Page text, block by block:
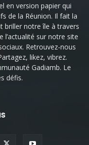
en version papier qui
de la Réunion. Il fait la
briller notre île à travers
l’actualité sur notre site
Retrouvez-nous
likez, vibrez.
Gadiamb. Le
défis.